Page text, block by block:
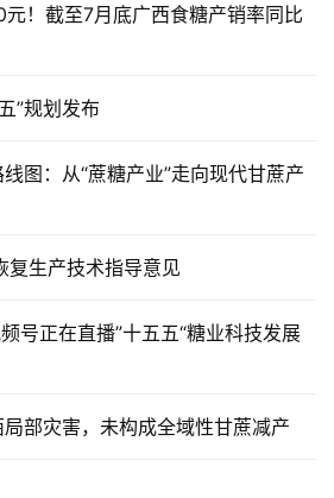
！截至7月底广西食糖产销率同比
”规划发布
图：从“蔗糖产业”走向现代甘蔗产
复生产技术指导意见
号正在直播”十五五“糖业科技发展
局部灾害，未构成全域性甘蔗减产